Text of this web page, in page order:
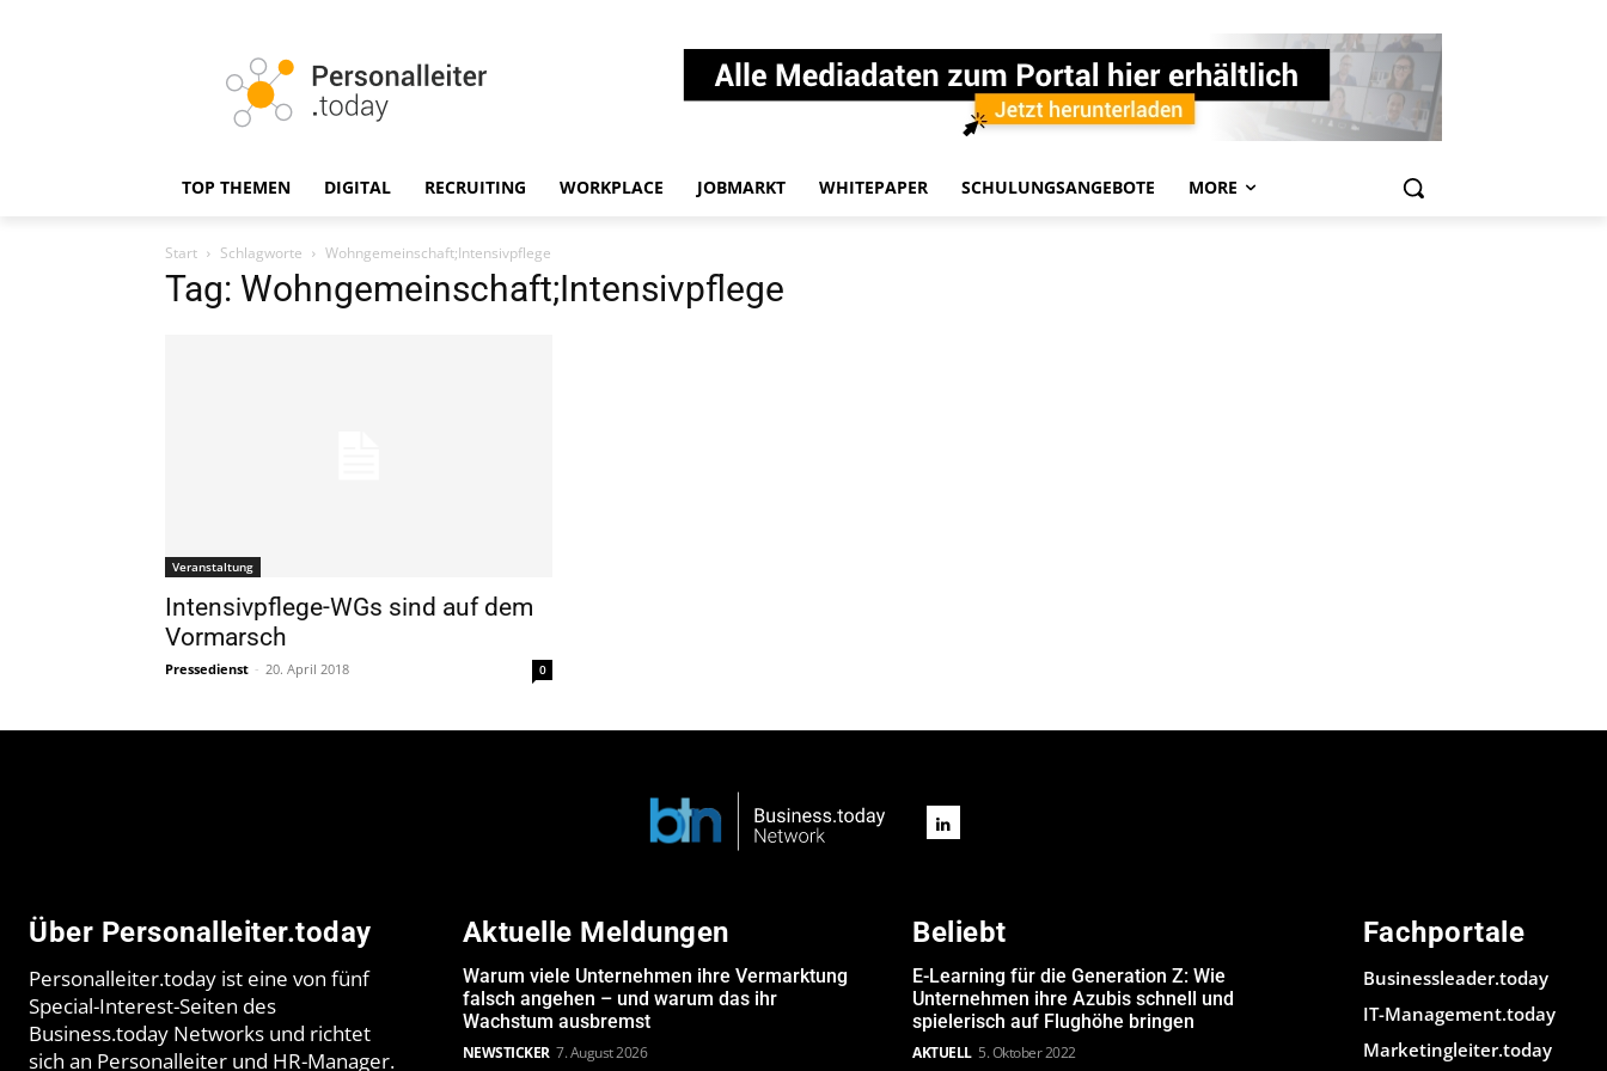
TOP THEMEN DIGITAL RECRUITING WORKPLACE JOBMARKT WHITEPAPER SCHULUNGSANGEBOTE MORE
Start Schlagworte Wohngemeinschaft;Intensivpflege
Tag: Wohngemeinschaft;Intensivpflege
Veranstaltung
Intensivpflege-WGs sind auf dem
Vormarsch
Pressedienst - 20. April 2018 0
Über Personalleiter.today
Personalleiter.today ist eine von fünf
Special-Interest-Seiten des
Business.today Networks und richtet
sich an Personalleiter und HR-Manager.
Aktuelle Meldungen
Warum viele Unternehmen ihre Vermarktung
falsch angehen – und warum das ihr
Wachstum ausbremst
NEWSTICKER 7. August 2026
Beliebt
E-Learning für die Generation Z: Wie
Unternehmen ihre Azubis schnell und
spielerisch auf Flughöhe bringen
AKTUELL 5. Oktober 2022
Fachportale
Businessleader.today
IT-Management.today
Marketingleiter.today